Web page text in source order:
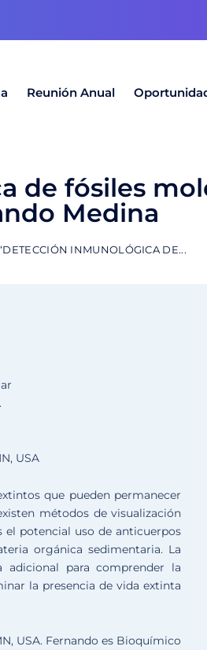
Reunión Anual
de fósiles
Medina
INMUNOLÓGICA DE...
USA
que pueden permanecer
métodos de visualización
potencial uso de anticuerpos
orgánica sedimentaria. La
adicional para comprender la
la presencia de vida extinta
USA. Fernando es Bioquímico